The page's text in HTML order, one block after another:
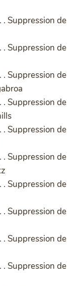
Suppression de
Suppression de
Suppression de
Suppression de
Suppression de
Suppression de
Suppression de
Suppression de
Suppression de
Suppression de